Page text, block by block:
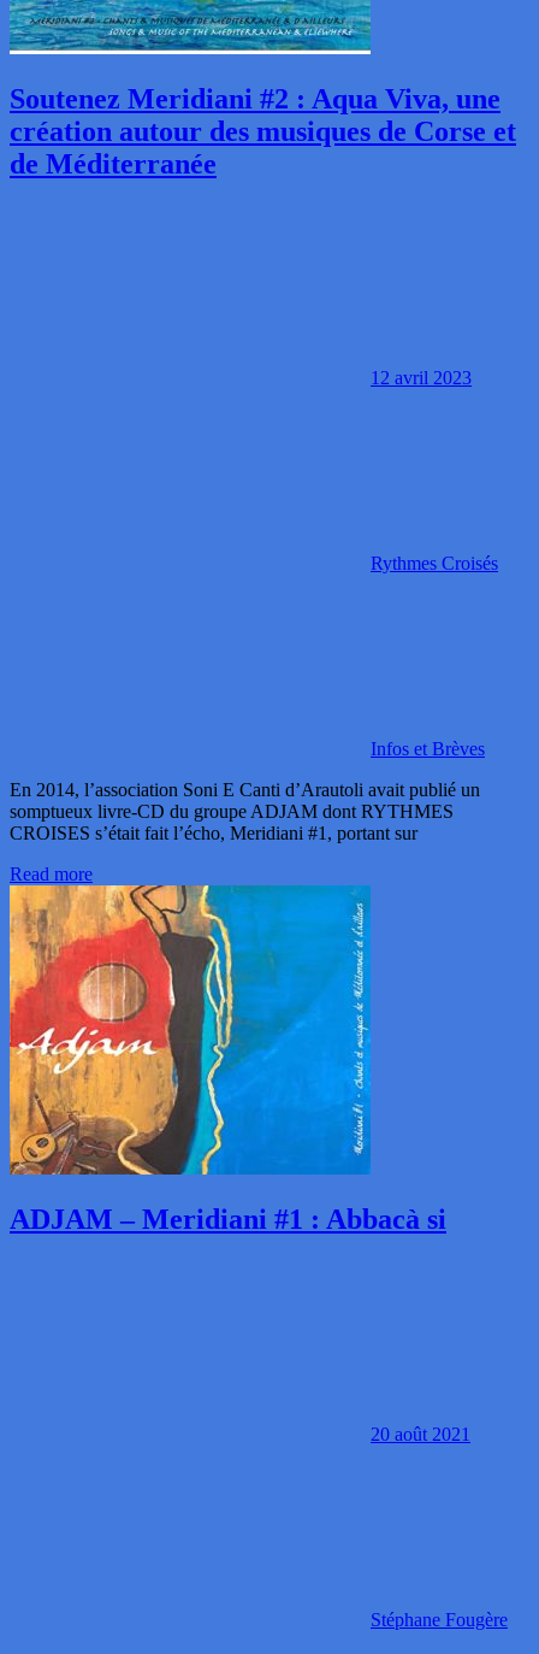
Soutenez Meridiani #2 : Aqua Viva, une
création autour des musiques de Corse et
de Méditerranée
12 avril 2023
Rythmes Croisés
Infos et Brèves
En 2014, l’association Soni E Canti d’Arautoli avait publié un
somptueux livre-CD du groupe ADJAM dont RYTHMES
CROISES s’était fait l’écho, Meridiani #1, portant sur
Read more
ADJAM – Meridiani #1 : Abbacà si
20 août 2021
Stéphane Fougère